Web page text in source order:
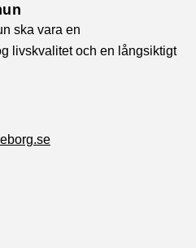
ska vara en
livskvalitet och en långsiktigt